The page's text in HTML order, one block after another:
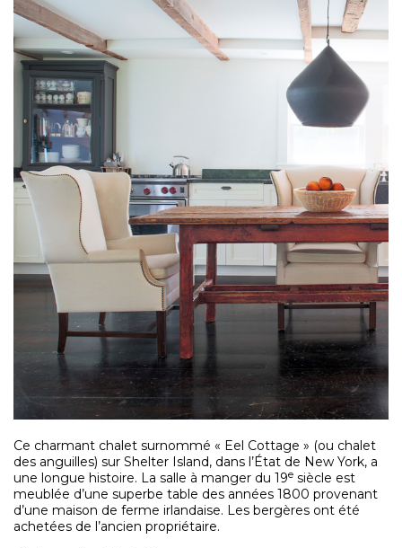
Ce charmant chalet surnommé « Eel Cottage » (ou chalet
des anguilles) sur Shelter Island, dans l’État de New York, a
une longue histoire. La salle à manger du 19e siècle est
meublée d’une superbe table des années 1800 provenant
d’une maison de ferme irlandaise. Les bergères ont été
achetées de l’ancien propriétaire.